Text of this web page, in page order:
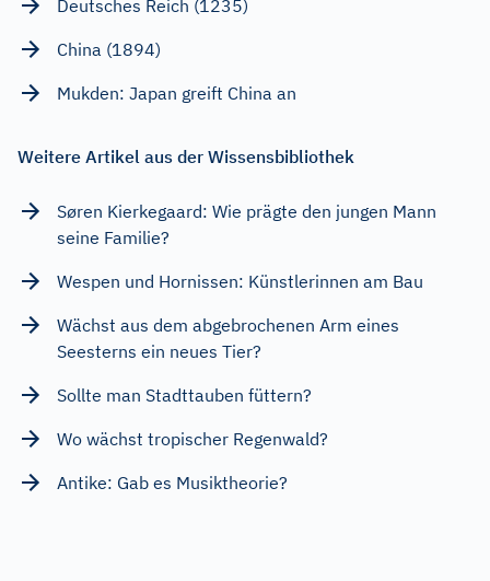
Deutsches Reich (1235)
China (1894)
Mukden: Japan greift China an
Weitere Artikel aus der Wissensbibliothek
Søren Kierkegaard: Wie prägte den jungen Mann
seine Familie?
Wespen und Hornissen: Künstlerinnen am Bau
Wächst aus dem abgebrochenen Arm eines
Seesterns ein neues Tier?
Sollte man Stadttauben füttern?
Wo wächst tropischer Regenwald?
Antike: Gab es Musiktheorie?